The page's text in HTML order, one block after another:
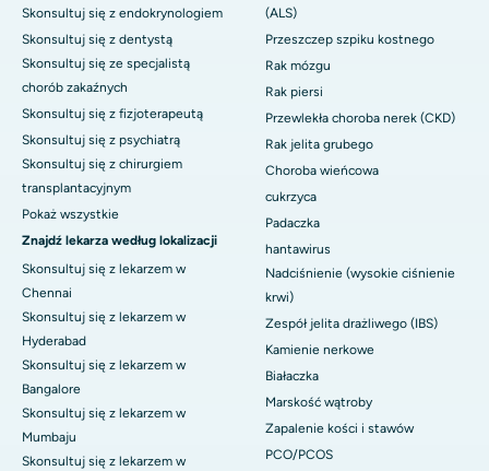
Skonsultuj się z endokrynologiem
Skonsultuj się z dentystą
Skonsultuj się ze specjalistą
chorób zakaźnych
Skonsultuj się z fizjoterapeutą
Skonsultuj się z psychiatrą
Skonsultuj się z chirurgiem
transplantacyjnym
Pokaż wszystkie
Znajdź lekarza według lokalizacji
Skonsultuj się z lekarzem w
Chennai
Skonsultuj się z lekarzem w
Hyderabad
Skonsultuj się z lekarzem w
Bangalore
Skonsultuj się z lekarzem w
Mumbaju
Skonsultuj się z lekarzem w
(ALS)
Przeszczep szpiku kostnego
Rak mózgu
Rak piersi
Przewlekła choroba nerek (CKD)
Rak jelita grubego
Choroba wieńcowa
cukrzyca
Padaczka
hantawirus
Nadciśnienie (wysokie ciśnienie
krwi)
Zespół jelita drażliwego (IBS)
Kamienie nerkowe
Białaczka
Marskość wątroby
Zapalenie kości i stawów
PCO/PCOS